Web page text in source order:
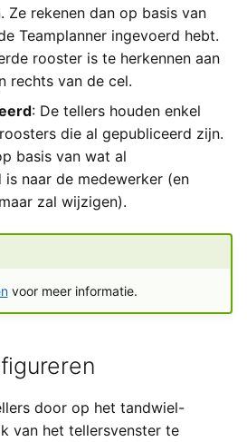
Ze rekenen dan op basis van
Teamplanner ingevoerd hebt.
rooster is te herkennen aan
rechts van de cel.
: De tellers houden enkel
die al gepubliceerd zijn.
basis van wat al
is naar de medewerker (en
zal wijzigen).
voor meer informatie.
door op het tandwiel-
van het tellersvenster te